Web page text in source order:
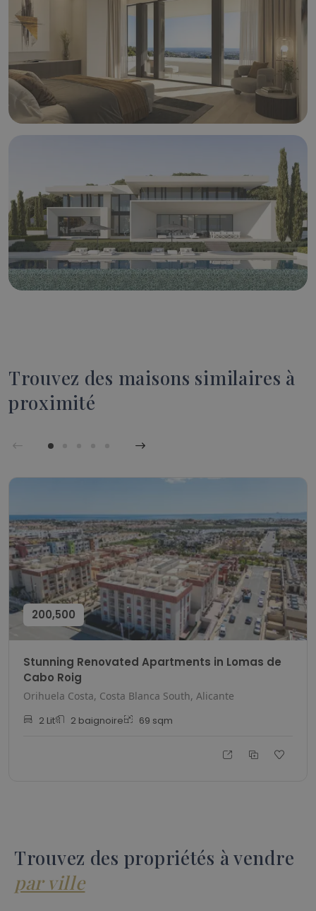
Trouvez des maisons similaires à
proximité
200,500
Stunning Renovated Apartments in Lomas de
Cabo Roig
Orihuela Costa, Costa Blanca South, Alicante
2 Lit 2 baignoire 69 sqm
Trouvez des propriétés à vendre
par ville